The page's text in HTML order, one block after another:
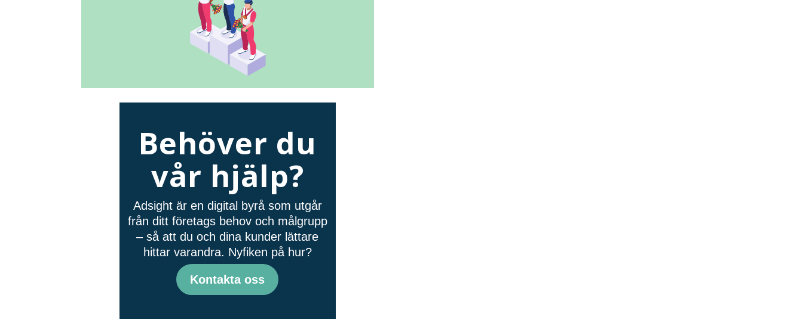
Behöver du
vår hjälp?
Adsight är en digital byrå som utgår
från ditt företags behov och målgrupp
– så att du och dina kunder lättare
hittar varandra. Nyfiken på hur?
Kontakta oss